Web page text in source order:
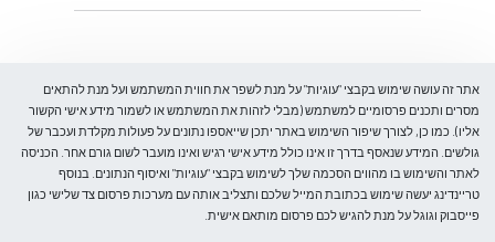
מדיניות פרטיות
על אודות
בלוג
צור קשר
קבל 5% הנחה
הרכישה הראשונה שלך
אתר זה עושה שימוש בקבצי "עוגיות" על מנת לשפר את חווית המשתמש ועל מנת להתאים
מסרים ותכנים פרסומיים למשתמש (מבלי לזהות את המשתמש או לשמור מידע אישי הקשור
אליו). כמו כן, לצורך שיפור השימוש באתר יתכן שייאספו נתונים על פעולות מקלדת ועכבר של
גולשים. המידע שנאסף בדרך זו אינו כולל מידע אישי רגיש ואינו מועבר לשום גורם אחר. הכניסה
לאתר והשימוש בו מהווים הסכמה שלך לשימוש בקבצי "עוגיות" ואיסוף הנתונים. בנוסף
טריינדינג יעשה שימוש בכתובת המייל שלכם ותצליב אותה עם מערכות פרסום צד שלישי כגון
פייסבוק וגוגל על מנת להגיש לכם פרסום מותאם אישית.